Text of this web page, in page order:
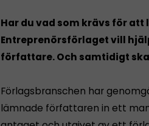
Har du vad som krävs för
Entreprenörsförlaget vill
författare. Och samtidigt
Förlagsbranschen har
lämnade författaren in ett